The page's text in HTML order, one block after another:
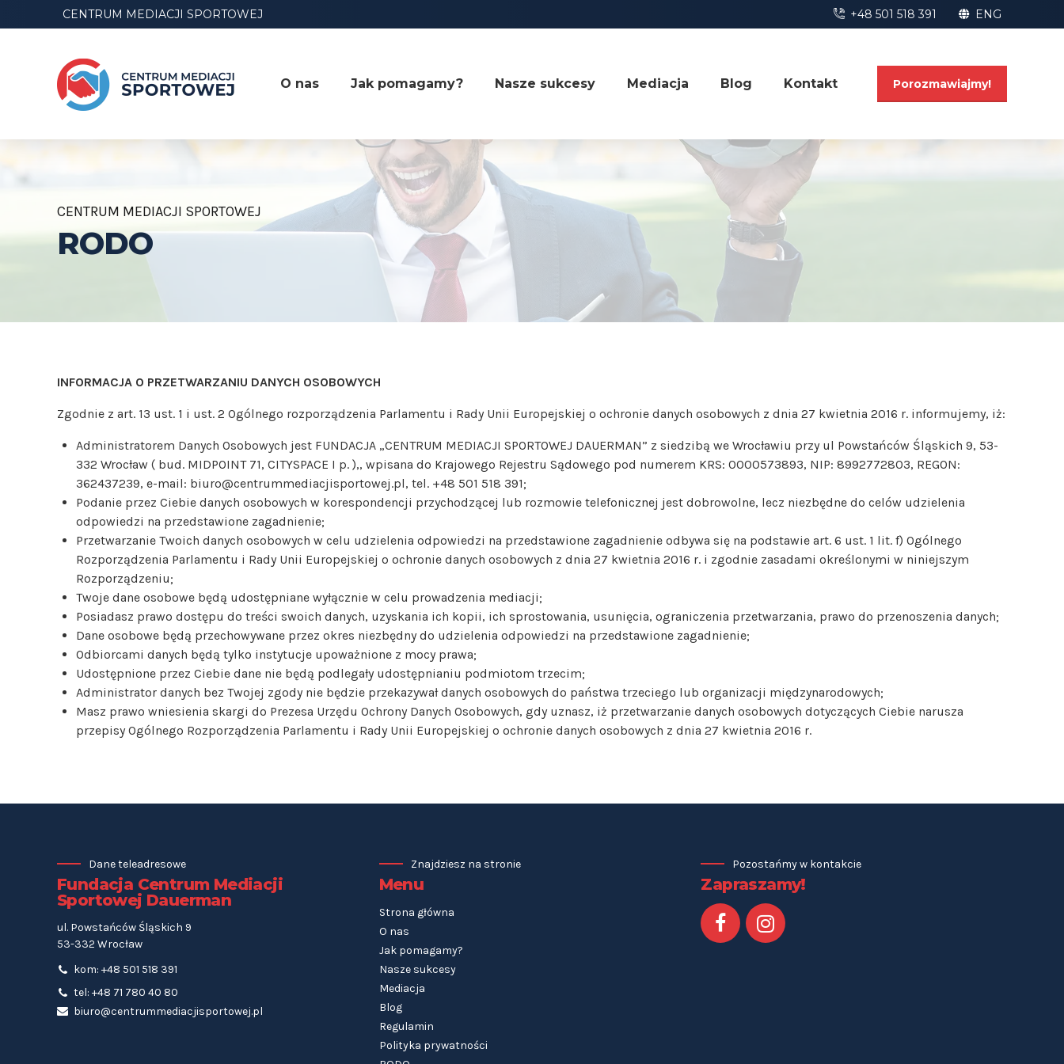
CENTRUM MEDIACJI SPORTOWEJ +48 501 518 391 ENG
Porozmawiajmy!
O nas Jak pomagamy? Nasze sukcesy Mediacja Blog Kontakt
CENTRUM MEDIACJI SPORTOWEJ
RODO
INFORMACJA O PRZETWARZANIU DANYCH OSOBOWYCH
Zgodnie z art. 13 ust. 1 i ust. 2 Ogólnego rozporządzenia Parlamentu i Rady Unii Europejskiej o ochronie danych osobowych z dnia 27 kwietnia 2016 r. informujemy, iż:
Administratorem Danych Osobowych jest FUNDACJA „CENTRUM MEDIACJI SPORTOWEJ DAUERMAN” z siedzibą we Wrocławiu przy ul Powstańców Śląskich 9, 53-
332 Wrocław ( bud. MIDPOINT 71, CITYSPACE I p. ),, wpisana do Krajowego Rejestru Sądowego pod numerem KRS: 0000573893, NIP: 8992772803, REGON:
362437239, e-mail: biuro@centrummediacjisportowej.pl, tel. +48 501 518 391;
Podanie przez Ciebie danych osobowych w korespondencji przychodzącej lub rozmowie telefonicznej jest dobrowolne, lecz niezbędne do celów udzielenia
odpowiedzi na przedstawione zagadnienie;
Przetwarzanie Twoich danych osobowych w celu udzielenia odpowiedzi na przedstawione zagadnienie odbywa się na podstawie art. 6 ust. 1 lit. f) Ogólnego
Rozporządzenia Parlamentu i Rady Unii Europejskiej o ochronie danych osobowych z dnia 27 kwietnia 2016 r. i zgodnie zasadami określonymi w niniejszym
Rozporządzeniu;
Twoje dane osobowe będą udostępniane wyłącznie w celu prowadzenia mediacji;
Posiadasz prawo dostępu do treści swoich danych, uzyskania ich kopii, ich sprostowania, usunięcia, ograniczenia przetwarzania, prawo do przenoszenia danych;
Dane osobowe będą przechowywane przez okres niezbędny do udzielenia odpowiedzi na przedstawione zagadnienie;
Odbiorcami danych będą tylko instytucje upoważnione z mocy prawa;
Udostępnione przez Ciebie dane nie będą podlegały udostępnianiu podmiotom trzecim;
Administrator danych bez Twojej zgody nie będzie przekazywał danych osobowych do państwa trzeciego lub organizacji międzynarodowych;
Masz prawo wniesienia skargi do Prezesa Urzędu Ochrony Danych Osobowych, gdy uznasz, iż przetwarzanie danych osobowych dotyczących Ciebie narusza
przepisy Ogólnego Rozporządzenia Parlamentu i Rady Unii Europejskiej o ochronie danych osobowych z dnia 27 kwietnia 2016 r.
Dane teleadresowe
Fundacja Centrum Mediacji
Sportowej Dauerman
ul. Powstańców Śląskich 9
53-332 Wrocław
kom: +48 501 518 391
tel: +48 71 780 40 80
biuro@centrummediacjisportowej.pl
Znajdziesz na stronie
Menu
Strona główna
O nas
Jak pomagamy?
Nasze sukcesy
Mediacja
Blog
Regulamin
Polityka prywatności
Pozostańmy w kontakcie
Zapraszamy!